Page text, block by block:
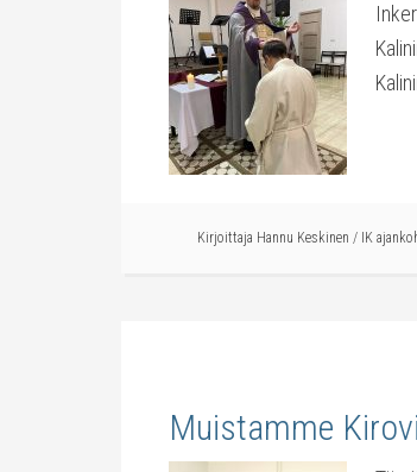
Kirjoittaja Hannu Keskinen / IK
Muistamme